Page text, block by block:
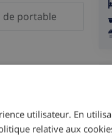
utilisateur. En
relative aux